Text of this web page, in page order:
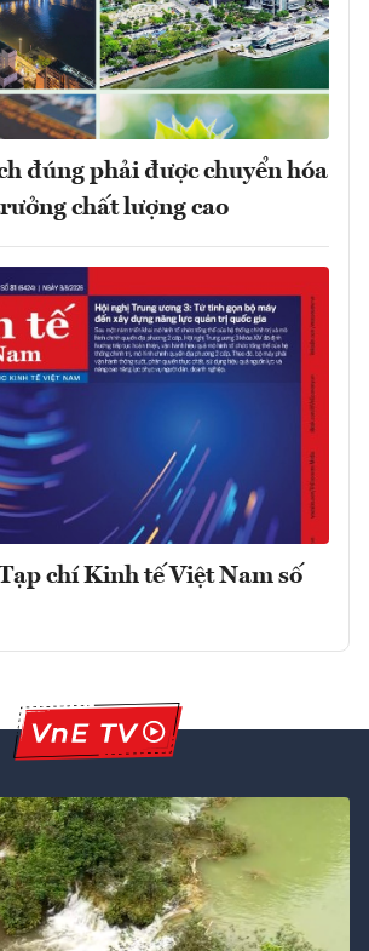
đúng phải được chuyển hóa
chất lượng cao
chí Kinh tế Việt Nam số